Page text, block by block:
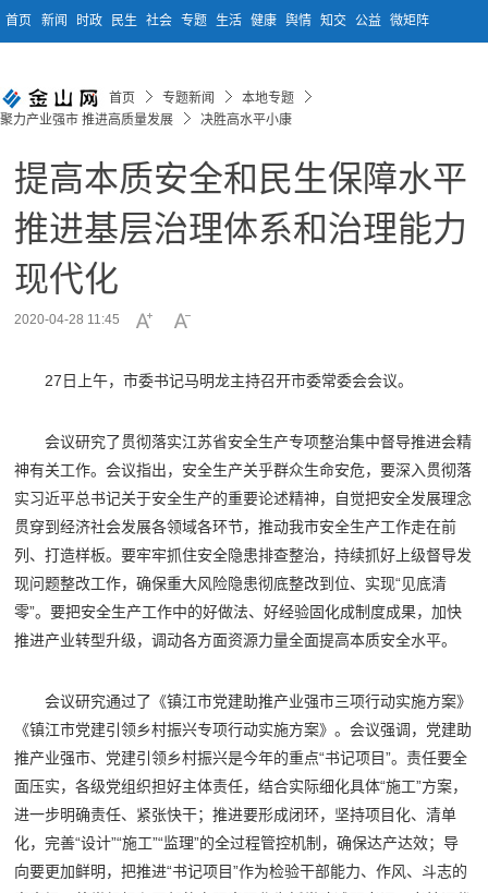
首页 新闻 时政 民生 社会 专题 生活 健康 舆情 知交 公益 微矩阵
首页 专题新闻
本地专题
聚力产业强市 推进高质量发展
决胜高水平小康
提高本质安全和民生保障水平
推进基层治理体系和治理能力
现代化
2020-04-28 11:45
27日上午，市委书记马明龙主持召开市委常委会会议。
会议研究了贯彻落实江苏省安全生产专项整治集中督导推进会精
神有关工作。会议指出，安全生产关乎群众生命安危，要深入贯彻落
实习近平总书记关于安全生产的重要论述精神，自觉把安全发展理念
贯穿到经济社会发展各领域各环节，推动我市安全生产工作走在前
列、打造样板。要牢牢抓住安全隐患排查整治，持续抓好上级督导发
现问题整改工作，确保重大风险隐患彻底整改到位、实现“见底清
零”。要把安全生产工作中的好做法、好经验固化成制度成果，加快
推进产业转型升级，调动各方面资源力量全面提高本质安全水平。
会议研究通过了《镇江市党建助推产业强市三项行动实施方案》
《镇江市党建引领乡村振兴专项行动实施方案》。会议强调，党建助
推产业强市、党建引领乡村振兴是今年的重点“书记项目”。责任要全
面压实，各级党组织担好主体责任，结合实际细化具体“施工”方案，
进一步明确责任、紧张快干；推进要形成闭环，坚持项目化、清单
化，完善“设计”“施工”“监理”的全过程管控机制，确保达产达效；导
向要更加鲜明，把推进“书记项目”作为检验干部能力、作风、斗志的